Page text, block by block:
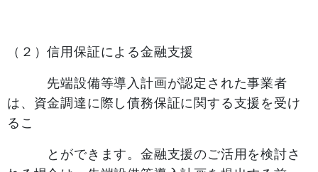
（２）信用保証による金融支援
先端設備等導入計画が認定された事業者
は、資金調達に際し債務保証に関する支援を受け
るこ
とができます。金融支援のご活用を検討さ